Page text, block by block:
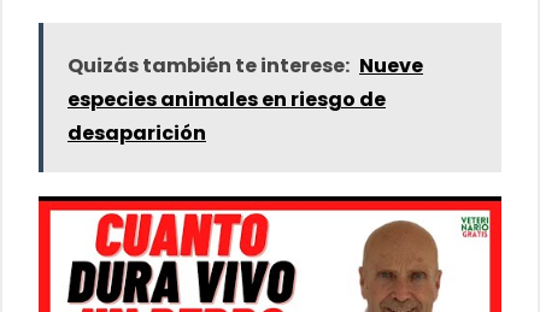
Quizás también te interese: Nueve
especies animales en riesgo de
desaparición